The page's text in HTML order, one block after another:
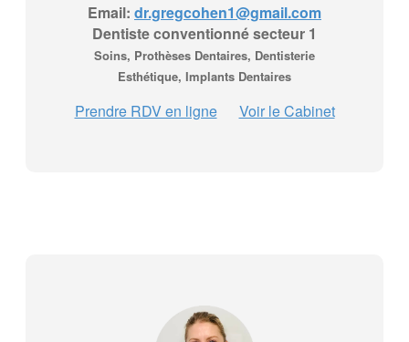
Email: dr.gregcohen1@gmail.com
Dentiste conventionné secteur 1
Soins, Prothèses Dentaires, Dentisterie
Esthétique, Implants Dentaires
Prendre RDV en ligne Voir le Cabinet